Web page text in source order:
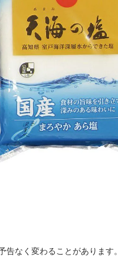
告なく変わることがあります。